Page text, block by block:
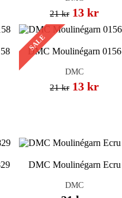
21 kr 13 kr
SALE
DMC Moulinégarn 0156
DMC
21 kr 13 kr
DMC Moulinégarn Ecru
DMC